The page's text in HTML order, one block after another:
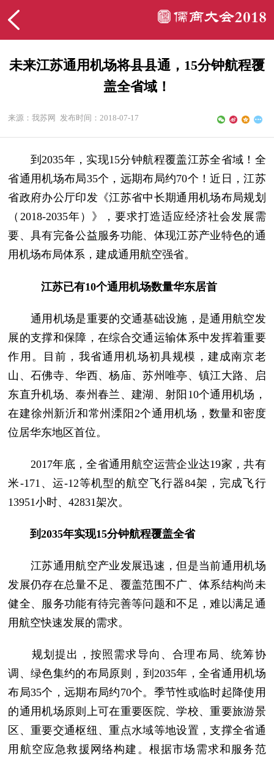
未来江苏通用机场将县县通，15分钟航程覆
盖全省域！
来源：我苏网 发布时间：2018-07-17
到2035年，实现15分钟航程覆盖江苏全省域！全
省通用机场布局35个，远期布局约70个！近日，江苏
省政府办公厅印发《江苏省中长期通用机场布局规划
（2018-2035年）》，要求打造适应经济社会发展需
要、具有完备公益服务功能、体现江苏产业特色的通
用机场布局体系，建成通用航空强省。
江苏已有10个通用机场数量华东居首
通用机场是重要的交通基础设施，是通用航空发
展的支撑和保障，在综合交通运输体系中发挥着重要
作用。目前，我省通用机场初具规模，建成南京老
山、石佛寺、华西、杨庙、苏州唯亭、镇江大路、启
东直升机场、泰州春兰、建湖、射阳10个通用机场，
在建徐州新沂和常州溧阳2个通用机场，数量和密度
位居华东地区首位。
2017年底，全省通用航空运营企业达19家，共有
米-171、运-12等机型的航空飞行器84架，完成飞行
13951小时、42831架次。
到2035年实现15分钟航程覆盖全省
江苏通用航空产业发展迅速，但是当前通用机场
发展仍存在总量不足、覆盖范围不广、体系结构尚未
健全、服务功能有待完善等问题和不足，难以满足通
用航空快速发展的需求。
规划提出，按照需求导向、合理布局、统筹协
调、绿色集约的布局原则，到2035年，全省通用机场
布局35个，远期布局约70个。季节性或临时起降使用
的通用机场原则上可在重要医院、学校、重要旅游景
区、重要交通枢纽、重点水域等地设置，支撑全省通
用航空应急救援网络构建。根据市场需求和服务范